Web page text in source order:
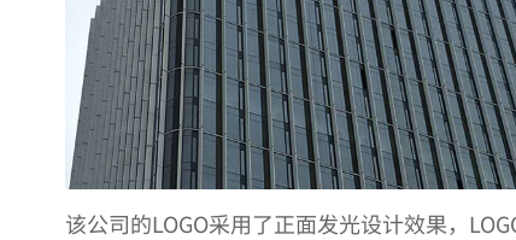
该公司的LOGO采用了正面发光设计效果，